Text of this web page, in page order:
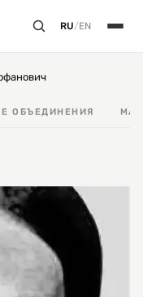
RU/EN
ОБЪЕДИНЕНИЯ